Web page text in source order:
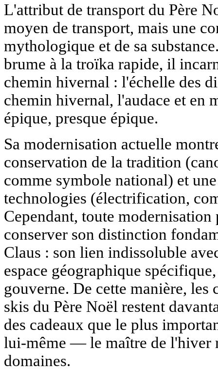
L'attribut de transport du Père
moyen de transport, mais une
mythologique et de sa
brume à la troïka rapide, il
chemin hivernal : l'échelle des
chemin hivernal, l'audace et en
épique, presque épique.
Sa modernisation actuelle
conservation de la tradition
comme symbole national) et
technologies (électrification,
Cependant, toute
conserver son distinction
Claus : son lien indissoluble
espace géographique
gouverne. De cette manière, les
skis du Père Noël restent
des cadeaux que le plus
lui-même — le maître de l'hiver
domaines.